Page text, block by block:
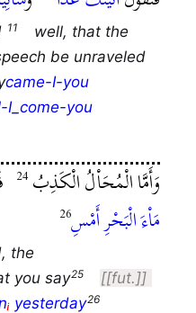
well, that the
be unraveled
came-I-you
I_come-you
وَأَمَّا الْمُحَاْلُ الْكَذِبُ
مَاْءَ الْبَحْرِ أَمْسِ
the
you say
[fut.]
ᵢ yesterday